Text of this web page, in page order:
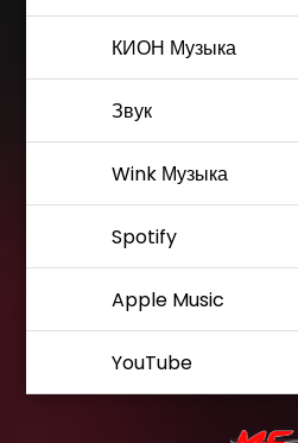
КИОН Музыка
Звук
Wink Музыка
Spotify
Apple Music
YouTube